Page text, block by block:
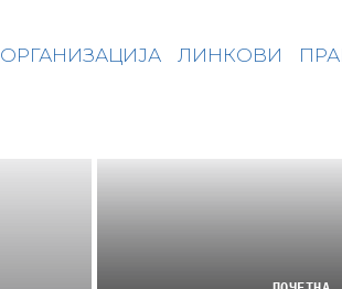
ОРГАНИЗАЦИЈА ЛИНКОВИ